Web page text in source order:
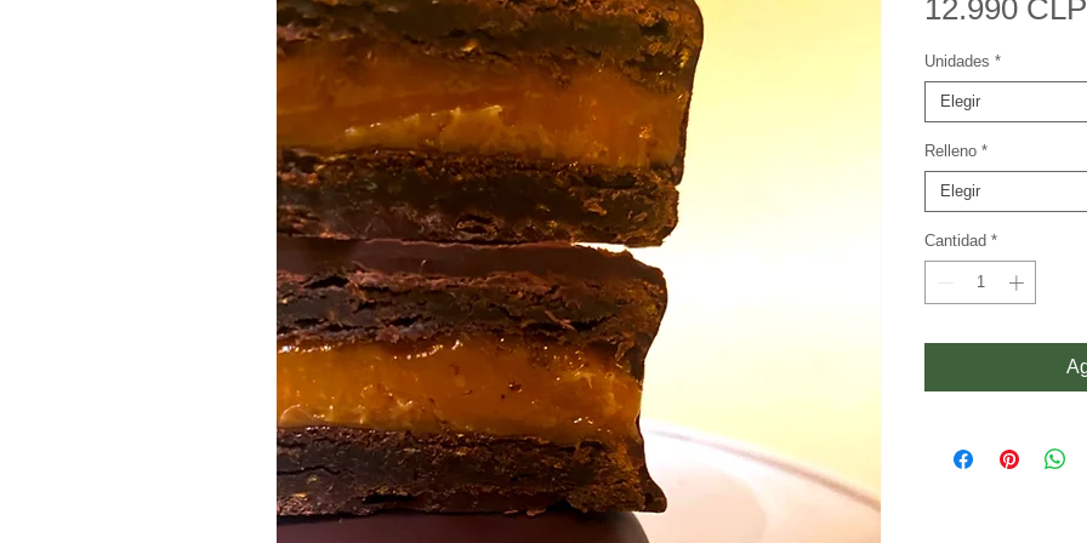
12.990 CLP
Unidades *
Elegir
Relleno *
Elegir
Cantidad *